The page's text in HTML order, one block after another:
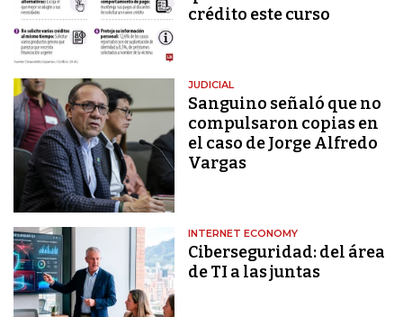
crédito este curso
JUDICIAL
Sanguino señaló que no
compulsaron copias en
el caso de Jorge Alfredo
Vargas
INTERNET ECONOMY
Ciberseguridad: del área
de TI a las juntas